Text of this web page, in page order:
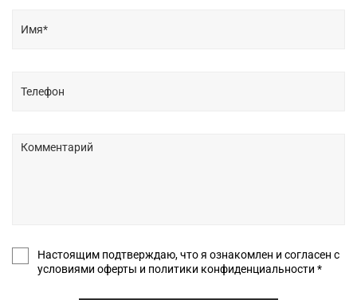
Настоящим подтверждаю, что я ознакомлен и согласен с
условиями оферты и политики конфиденциальности *